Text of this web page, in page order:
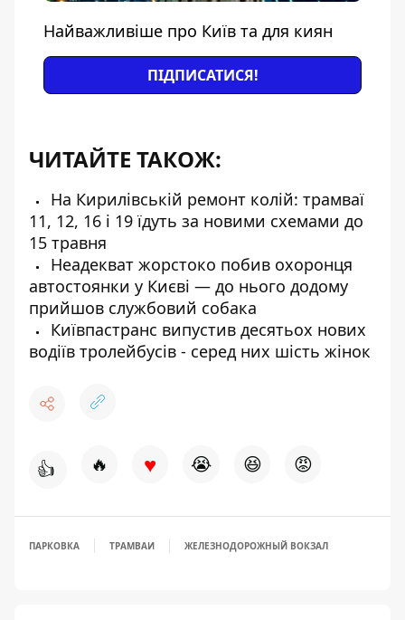
Найважливіше про Київ та для киян
ПІДПИСАТИСЯ!
ЧИТАЙТЕ ТАКОЖ:
На Кирилівській ремонт колій: трамваї
11, 12, 16 і 19 їдуть за новими схемами до
15 травня
Неадекват жорстоко побив охоронця
автостоянки у Києві — до нього додому
прийшов службовий собака
Київпастранс випустив десятьох нових
водіїв тролейбусів - серед них шість жінок
👍 🔥 ♥ 😭 😆 😡
ПАРКОВКА ТРАМВАИ ЖЕЛЕЗНОДОРОЖНЫЙ ВОКЗАЛ